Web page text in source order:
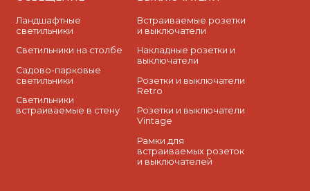
Ландшафтные
светильники
Светильники на столбе
Садово-парковые
светильники
Светильники
встраиваемые в стену
Встраиваемые розетки
и выключатели
Накладные розетки и
выключатели
Розетки и выключатели
Retro
Розетки и выключатели
Vintage
Рамки для
встраиваемых розеток
и выключателей